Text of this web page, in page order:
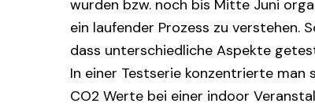
wurden bzw. noch bis Mitte Juni
ein laufender Prozess zu verstehen.
dass unterschiedliche Aspekte
In einer Testserie konzentrierte man
CO2 Werte bei einer indoor